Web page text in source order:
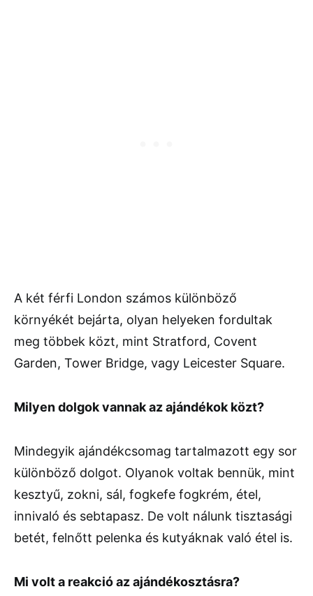
A két férfi London számos különböző
környékét bejárta, olyan helyeken fordultak
meg többek közt, mint Stratford, Covent
Garden, Tower Bridge, vagy Leicester Square.
Milyen dolgok vannak az ajándékok közt?
Mindegyik ajándékcsomag tartalmazott egy sor
különböző dolgot. Olyanok voltak bennük, mint
kesztyű, zokni, sál, fogkefe fogkrém, étel,
innivaló és sebtapasz. De volt nálunk tisztasági
betét, felnőtt pelenka és kutyáknak való étel is.
Mi volt a reakció az ajándékosztásra?